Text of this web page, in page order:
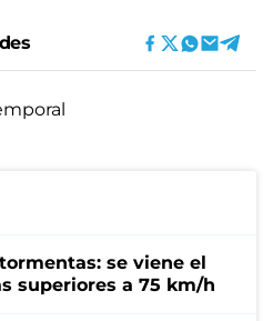
se viene el
superiores a 75 km/h